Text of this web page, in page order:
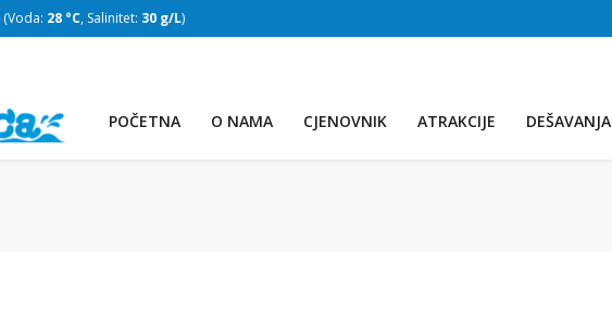
(Voda: 28 °C, Salinitet: 30 g/L)
POČETNA O NAMA CJENOVNIK ATRAKCIJE DEŠAVANJA